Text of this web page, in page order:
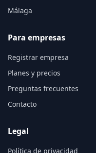
Málaga
Para empresas
Registrar empresa
Planes y precios
Preguntas frecuentes
Contacto
Legal
Política de privacidad